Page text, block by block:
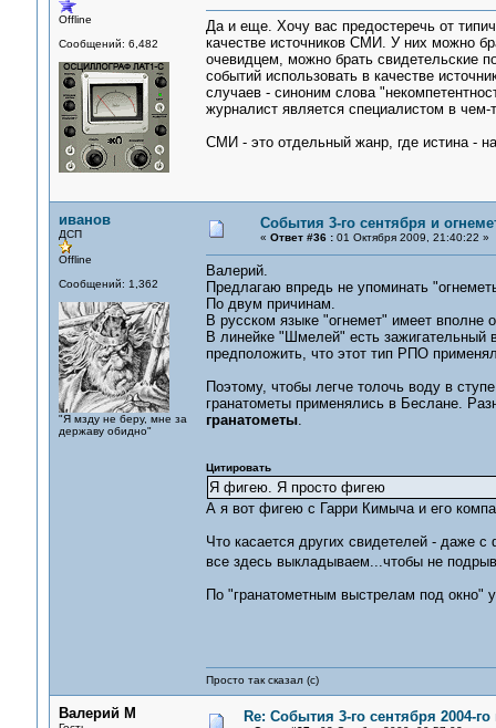
Offline
Сообщений: 6,482
Да и еще. Хочу вас предостеречь от
качестве источников СМИ. У них можно
очевидцем, можно брать свидетельские
событий использовать в качестве
случаев - синоним слова
журналист является специалистом в чем-
СМИ - это отдельный жанр, где истина -
иванов
ДСП
Offline
Сообщений: 1,362
"Я мзду не беру, мне за
державу обидно"
События 3-го сентября и
« Ответ #36 :01 Октября 2009, 21:40:22 »
Валерий.
Предлагаю впредь не упоминать
По двум причинам.
В русском языке "огнемет" имеет вполне
В линейке "Шмелей" есть зажигательный
предположить, что этот тип РПО
Поэтому, чтобы легче толочь воду в
гранатометы применялись в Беслане.
гранатометы.
Цитировать
Я фигею. Я просто фигею
А я вот фигею с Гарри Кимыча и его
Что касается других свидетелей - даже
все здесь выкладываем...чтобы не
По "гранатометным выстрелам под окно"
Просто так сказал (с)
Валерий М Re: События 3-го сентября 2004-